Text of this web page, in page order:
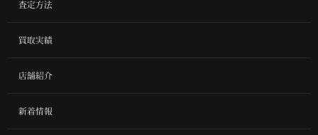
査定方法
買取実績
店舗紹介
新着情報